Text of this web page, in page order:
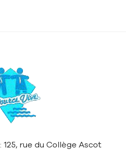
: 125, rue du Collège Ascot